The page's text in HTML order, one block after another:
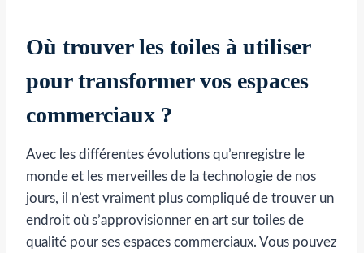
Où trouver les toiles à utiliser
pour transformer vos espaces
commerciaux ?
Avec les différentes évolutions qu’enregistre le
monde et les merveilles de la technologie de nos
jours, il n’est vraiment plus compliqué de trouver un
endroit où s’approvisionner en art sur toiles de
qualité pour ses espaces commerciaux. Vous pouvez